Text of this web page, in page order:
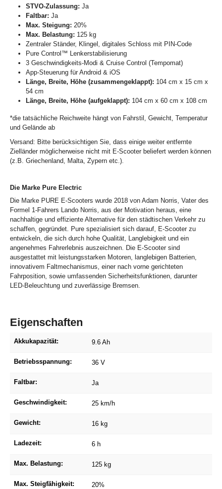
STVO-Zulassung: Ja
Faltbar: Ja
Max. Steigung: 20%
Max. Belastung: 125 kg
Zentraler Ständer, Klingel, digitales Schloss mit PIN-Code
Pure Control™ Lenkerstabilisierung
3 Geschwindigkeits-Modi & Cruise Control (Tempomat)
App-Steuerung für Android & iOS
Länge, Breite, Höhe (zusammengeklappt): 104 cm x 15 cm x
54 cm
Länge, Breite, Höhe (aufgeklappt): 104 cm x 60 cm x 108 cm
*die tatsächliche Reichweite hängt von Fahrstil, Gewicht, Temperatur
und Gelände ab
Versand: Bitte berücksichtigen Sie, dass einige weiter entfernte
Zielländer möglicherweise nicht mit E-Scooter beliefert werden können
(z.B. Griechenland, Malta, Zypern etc.).
Die Marke Pure Electric
Die Marke PURE E-Scooters wurde 2018 von Adam Norris, Vater des
Formel 1-Fahrers Lando Norris, aus der Motivation heraus, eine
nachhaltige und effiziente Alternative für den städtischen Verkehr zu
schaffen, gegründet. Pure spezialisiert sich darauf, E-Scooter zu
entwickeln, die sich durch hohe Qualität, Langlebigkeit und ein
angenehmes Fahrerlebnis auszeichnen. Die E-Scooter sind
ausgestattet mit leistungsstarken Motoren, langlebigen Batterien,
innovativem Faltmechanismus, einer nach vorne gerichteten
Fahrposition, sowie umfassenden Sicherheitsfunktionen, darunter
LED-Beleuchtung und zuverlässige Bremsen.
Eigenschaften
Akkukapazität: 9.6 Ah
Betriebsspannung: 36 V
Faltbar: Ja
Geschwindigkeit: 25 km/h
Gewicht: 16 kg
Ladezeit: 6 h
Max. Belastung: 125 kg
Max. Steigfähigkeit: 20%